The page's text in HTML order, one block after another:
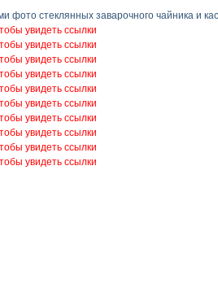
фото стеклянных заварочного чайника и
увидеть ссылки
увидеть ссылки
увидеть ссылки
увидеть ссылки
увидеть ссылки
увидеть ссылки
увидеть ссылки
увидеть ссылки
увидеть ссылки
увидеть ссылки